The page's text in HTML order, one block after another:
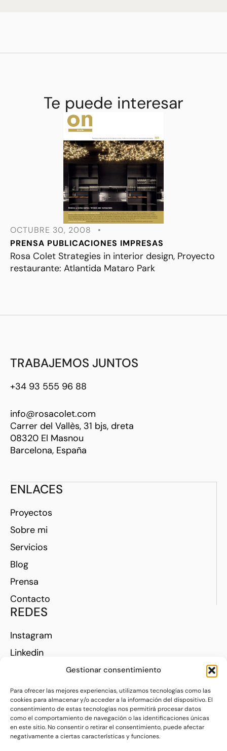
Gestionar consentimiento
Para ofrecer las mejores experiencias, utilizamos tecnologías como las
cookies para almacenar y/o acceder a la información del dispositivo. El
consentimiento de estas tecnologías nos permitirá procesar datos
como el comportamiento de navegación o las identificaciones únicas
en este sitio. No consentir o retirar el consentimiento, puede afectar
negativamente a ciertas características y funciones.
Te puede interesar
OCTUBRE 30, 2008
•
PRENSA PUBLICACIONES IMPRESAS
Rosa Colet Strategies in interior design, Proyecto
restaurante: Atlantida Mataro Park
TRABAJEMOS JUNTOS
+34 93 555 96 88
info@rosacolet.com
Carrer del Vallès, 31 bjs, dreta
08320 El Masnou
Barcelona, España
ENLACES
Proyectos
Sobre mi
Servicios
Blog
Prensa
Contacto
REDES
Instagram
Linkedin
Política de privacidad|
Política de cookies
Made with byBlackstone Barcelona